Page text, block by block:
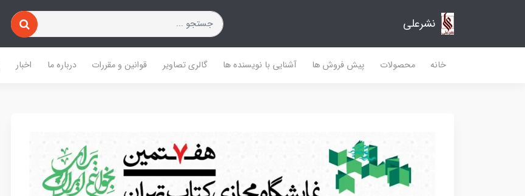
نشرعلی
خانه محصولات پیش فروش ها آشنایی با نویسنده ها گالری تصاویر قوانین و مقررات درباره ما اخبار